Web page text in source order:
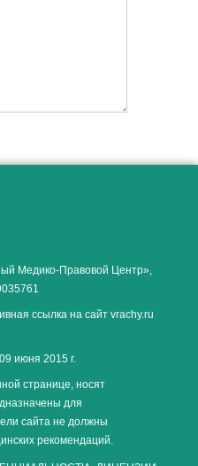
Медико-Правовой Центр»,
ссылка на сайт vrachy.ru
июня 2015 г.
странице, носят
для
сайта не должны
рекомендаций.